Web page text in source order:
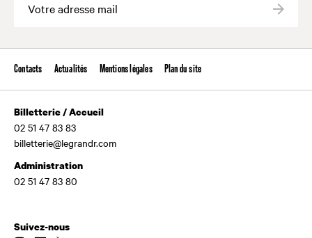
Contacts Actualités Mentions légales Plan du site
Billetterie / Accueil
02 51 47 83 83
billetterie@legrandr.com
Administration
02 51 47 83 80
Suivez-nous